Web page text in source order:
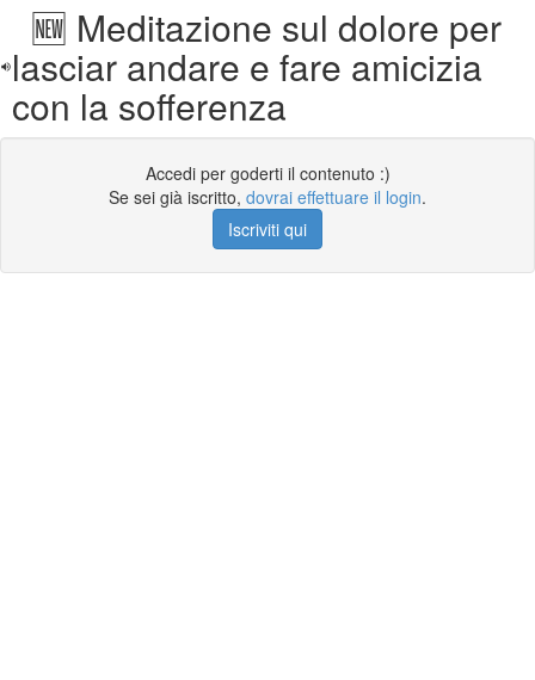
🆕 Meditazione sul dolore per
lasciar andare e fare amicizia
con la sofferenza
Accedi per goderti il contenuto :)
Se sei già iscritto, dovrai effettuare il login.
Iscriviti qui